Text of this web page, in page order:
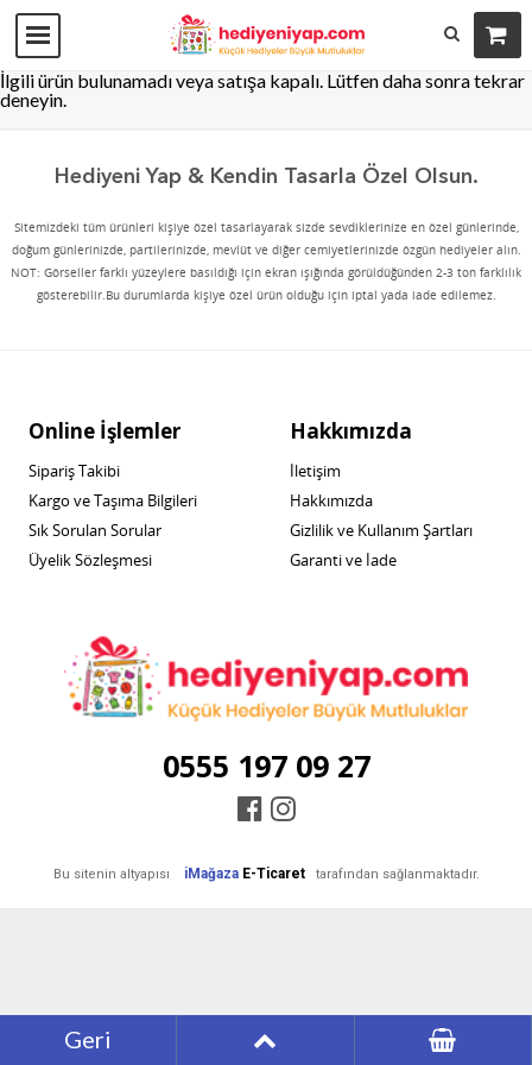
İlgili ürün bulunamadı veya satışa kapalı. Lütfen daha sonra tekrar
deneyin.
Hediyeni Yap & Kendin Tasarla Özel Olsun.
Sitemizdeki tüm ürünleri kişiye özel tasarlayarak sizde sevdiklerinize en özel günlerinde,
doğum günlerinizde, partilerinizde, mevlüt ve diğer cemiyetlerinizde özgün hediyeler alın.
NOT: Görseller farklı yüzeylere basıldığı için ekran ışığında görüldüğünden 2-3 ton farklılık
gösterebilir.Bu durumlarda kişiye özel ürün olduğu için iptal yada iade edilemez.
Online İşlemler
Sipariş Takibi
Kargo ve Taşıma Bilgileri
Sık Sorulan Sorular
Üyelik Sözleşmesi
Hakkımızda
İletişim
Hakkımızda
Gizlilik ve Kullanım Şartları
Garanti ve İade
0555 197 09 27
Geri
Bu sitenin altyapısı iMağaza E-Ticaret tarafından sağlanmaktadır.